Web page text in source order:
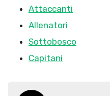
Attaccanti
Allenatori
Sottobosco
Capitani